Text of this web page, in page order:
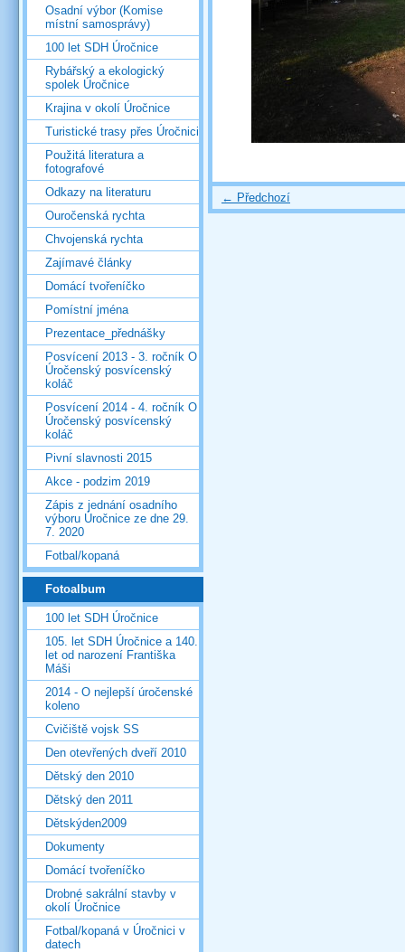
← Předchozí
Osadní výbor (Komise
místní samosprávy)
100 let SDH Úročnice
Rybářský a ekologický
spolek Úročnice
Krajina v okolí Úročnice
Turistické trasy přes Úročnici
Použitá literatura a
fotografové
Odkazy na literaturu
Ouročenská rychta
Chvojenská rychta
Zajímavé články
Domácí tvořeníčko
Pomístní jména
Prezentace_přednášky
Posvícení 2013 - 3. ročník O
Úročenský posvícenský
koláč
Posvícení 2014 - 4. ročník O
Úročenský posvícenský
koláč
Pivní slavnosti 2015
Akce - podzim 2019
Zápis z jednání osadního
výboru Úročnice ze dne 29.
7. 2020
Fotbal/kopaná
Fotoalbum
100 let SDH Úročnice
105. let SDH Úročnice a 140.
let od narození Františka
Máši
2014 - O nejlepší úročenské
koleno
Cvičiště vojsk SS
Den otevřených dveří 2010
Dětský den 2010
Dětský den 2011
Dětskýden2009
Dokumenty
Domácí tvořeníčko
Drobné sakrální stavby v
okolí Úročnice
Fotbal/kopaná v Úročnici v
datech